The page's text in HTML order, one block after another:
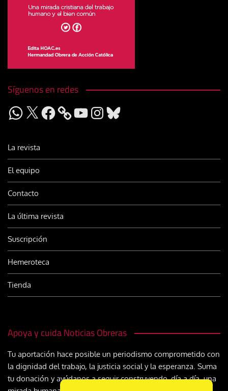
Síguenos en redes
WhatsApp
X Facebook YouTubeInstagram
Bluesky
La revista
El equipo
Contacto
La última revista
Suscripción
Hemeroteca
Tienda
Apoya y cuida Noticias Obreras
Tu aportación hace posible un periodismo comprometido con
la dignidad del trabajo, la justicia social y la esperanza. Suma
tu donación y ayúdanos a seguir construyendo, día a día, una